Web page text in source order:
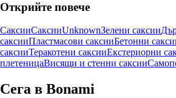
Открийте повече
СаксииСаксииUnknownЗелени саксии
саксииПластмасови саксииБетонни
саксииТеракотени саксииЕкстериорни
плетеницаВисящи и стенни саксии
Сега в Bonami